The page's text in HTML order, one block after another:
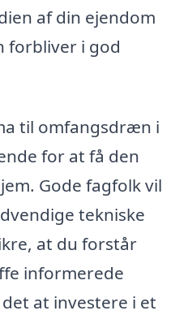
af din ejendom
forbliver i god
til omfangsdræn i
for at få den
Gode fagfolk vil
tekniske
at du forstår
informerede
at investere i et